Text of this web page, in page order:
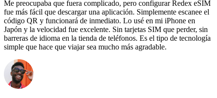
Me preocupaba que fuera complicado, pero configurar Redex eSIM
fue más fácil que descargar una aplicación. Simplemente escanee el
código QR y funcionará de inmediato. Lo usé en mi iPhone en
Japón y la velocidad fue excelente. Sin tarjetas SIM que perder, sin
barreras de idioma en la tienda de teléfonos. Es el tipo de tecnología
simple que hace que viajar sea mucho más agradable.